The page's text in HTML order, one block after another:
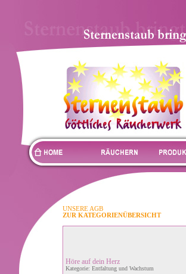
UNSERE AGB
ZUR KATEGORIENÜBERSICHT
Höre auf dein Herz
Kategorie: Entfaltung und Wachstum